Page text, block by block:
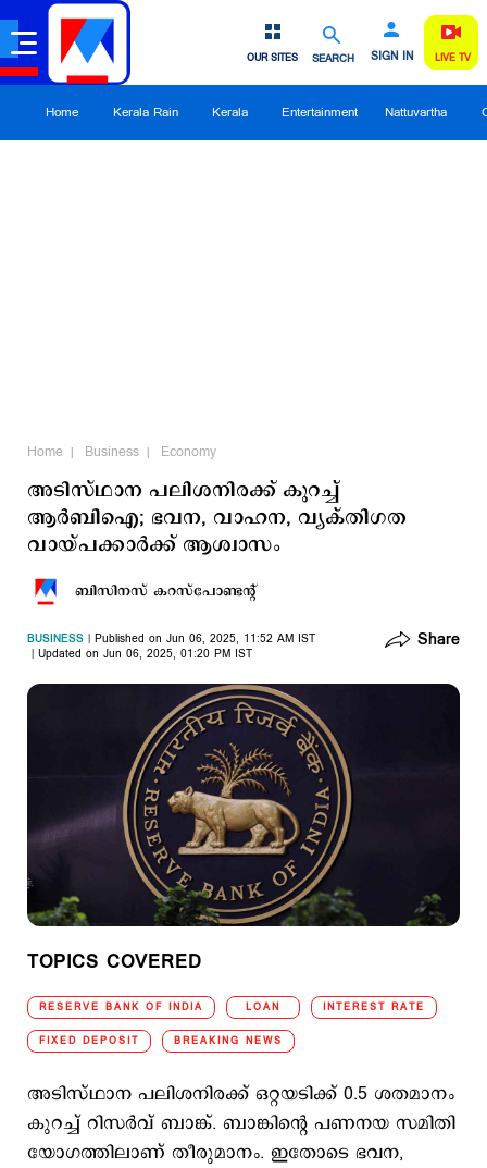
SEARCH SIGN IN
OUR SITES LIVE TV
Home Kerala Rain Kerala Entertainment Nattuvartha
Home Business Economy
അടിസ്ഥാന പലിശനിരക്ക് കുറച്ച്
ആര്‍ബിഐ; ഭവന, വാഹന, വ്യക്തിഗത
വായ്പക്കാര്‍ക്ക് ആശ്വാസം
ബിസിനസ് കറസ്പോണ്ടന്‍റ്
BUSINESS
Published on Jun 06, 2025, 11:52 AM IST
Updated on Jun 06, 2025, 01:20 PM IST
Share
TOPICS COVERED
RESERVE BANK OF INDIA LOAN INTEREST RATE
FIXED DEPOSIT BREAKING NEWS
അടിസ്ഥാന പലിശനിരക്ക് ഒറ്റയടിക്ക് 0.5 ശതമാനം
കുറച്ച് റിസര്‍വ് ബാങ്ക്. ബാങ്കിന്‍റെ പണനയ സമിതി
യോഗത്തിലാണ് തീരുമാനം. ഇതോടെ ഭവന,